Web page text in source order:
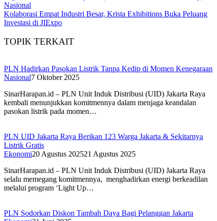
Nasional
Kolaborasi Empat Industri Besar, Krista Exhibitions Buka Peluang
Investasi di JIExpo
TOPIK TERKAIT
PLN Hadirkan Pasokan Listrik Tanpa Kedip di Momen Kenegaraan
Nasional7 Oktober 2025
SinarHarapan.id – PLN Unit Induk Distribusi (UID) Jakarta Raya
kembali menunjukkan komitmennya dalam menjaga keandalan
pasokan listrik pada momen…
PLN UID Jakarta Raya Berikan 123 Warga Jakarta & Sekitarnya
Listrik Gratis
Ekonomi20 Agustus 202521 Agustus 2025
SinarHarapan.id – PLN Unit Induk Distribusi (UID) Jakarta Raya
selalu memegang komitmennya, menghadirkan energi berkeadilan
melalui program ‘Light Up…
PLN Sodorkan Diskon Tambah Daya Bagi Pelanggan Jakarta